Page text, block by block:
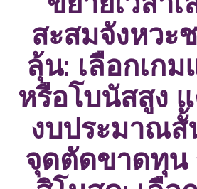
สะสมจังหวะ
ลุ้น: เลือกเก
หรือโบนัสสูง
งบประมาณสั้
จุดตัดขาดทุน